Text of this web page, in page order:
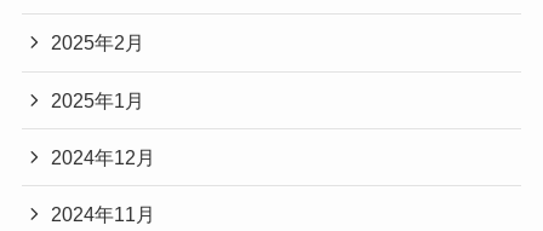
2025年2月
2025年1月
2024年12月
2024年11月